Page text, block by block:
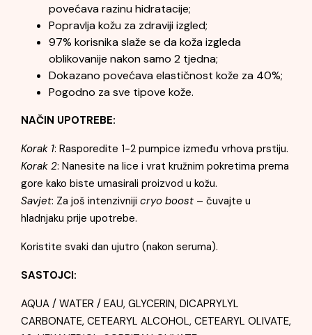
povećava razinu hidratacije;
Popravlja kožu za zdraviji izgled;
97% korisnika slaže se da koža izgleda
oblikovanije nakon samo 2 tjedna;
Dokazano povećava elastičnost kože za 40%;
Pogodno za sve tipove kože.
NAČIN UPOTREBE:
Korak 1: Rasporedite 1-2 pumpice između vrhova prstiju.
Korak 2: Nanesite na lice i vrat kružnim pokretima prema
gore kako biste umasirali proizvod u kožu.
Savjet: Za još intenzivniji cryo boost – čuvajte u
hladnjaku prije upotrebe.
Koristite svaki dan ujutro (nakon seruma).
SASTOJCI:
AQUA / WATER / EAU, GLYCERIN, DICAPRYLYL
CARBONATE, CETEARYL ALCOHOL, CETEARYL OLIVATE,